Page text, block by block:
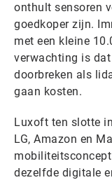
onthult sensoren
goedkoper zijn.
met een kleine
verwachting is
doorbreken als
gaan kosten.
Luxoft ten slotte
LG, Amazon en
dezelfde digitale